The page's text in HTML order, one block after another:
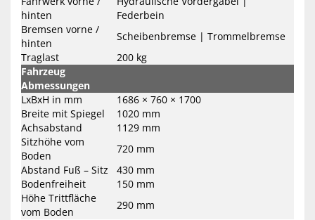
hinten
Federbein
Bremsen vorne /
hinten
Scheibenbremse | Trommelbremse
Traglast
200 kg
Fahrzeug
Abmessungen
LxBxH in mm
1686 × 760 × 1700
Breite mit Spiegel
1020 mm
Achsabstand
1129 mm
Sitzhöhe vom
Boden
720 mm
Abstand Fuß – Sitz
430 mm
Bodenfreiheit
150 mm
Höhe Trittfläche
vom Boden
290 mm